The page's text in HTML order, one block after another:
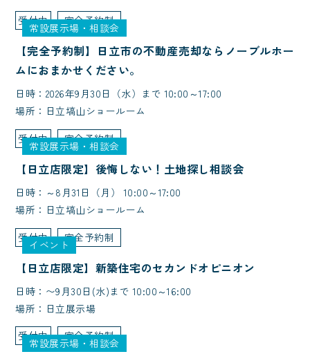
受付中
完全予約制
常設展示場・相談会
【完全予約制】日立市の不動産売却ならノーブルホー
ムにおまかせください。
日時：2026年9月30日（水）まで 10:00～17:00
場所：日立塙山ショールーム
受付中
完全予約制
常設展示場・相談会
【日立店限定】後悔しない！土地探し相談会
日時：～8月31日（月） 10:00～17:00
場所：日立塙山ショールーム
受付中
完全予約制
イベント
【日立店限定】新築住宅のセカンドオピニオン
日時：〜9月30日(水)まで 10:00～16:00
場所：日立展示場
受付中
完全予約制
常設展示場・相談会